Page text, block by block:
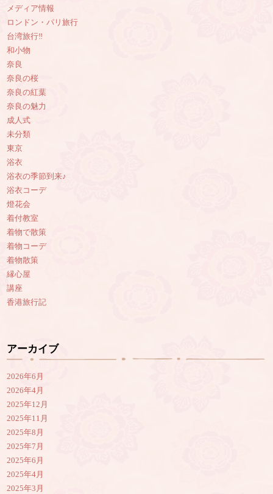
メディア情報
ロンドン・パリ旅行
台湾旅行‼︎
和小物
奈良
奈良の桜
奈良の紅葉
奈良の魅力
成人式
未分類
東京
浴衣
浴衣の季節到来♪
浴衣コーデ
燈花会
着付教室
着物で散策
着物コーデ
着物散策
縁心屋
講座
香港旅行記
アーカイブ
2026年6月
2026年4月
2025年12月
2025年11月
2025年8月
2025年7月
2025年6月
2025年4月
2025年3月